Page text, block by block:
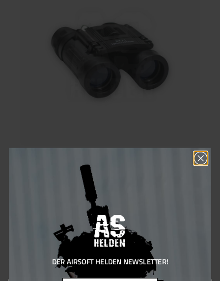
Ensure 20 bonus points
DER AIRSOFT HELDEN NEWSLETTER!